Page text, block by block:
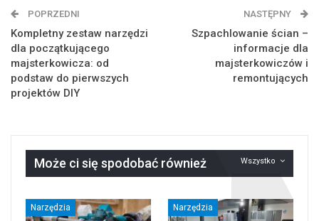
POPRZEDNI
Kompletny zestaw narzędzi
dla początkującego
majsterkowicza: od
podstaw do pierwszych
projektów DIY
NASTĘPNY
Szpachlowanie ścian –
informacje dla
majsterkowiczów i
remontujących
Wszystko
Może ci się spodobać również
Narzędzia Narzędzia